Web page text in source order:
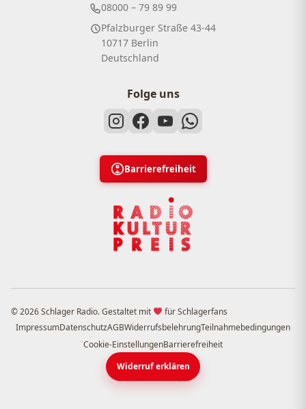
08000 – 79 89 99
Pfalzburger Straße 43-44
10717 Berlin
Deutschland
Folge uns
Barrierefreiheit
© 2026 Schlager Radio. Gestaltet mit
für Schlagerfans
ImpressumDatenschutzAGBWiderrufsbelehrungTeilnahmebedingungen
Cookie-EinstellungenBarrierefreiheit
Widerruf erklären